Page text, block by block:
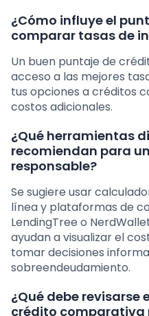
¿Cómo influye el
comparar tasas de
Un buen puntaje de
acceso a las mejores
tus opciones a créditos
costos adicionales.
¿Qué herramientas
recomiendan para
responsable?
Se sugiere usar
línea y plataformas de
LendingTree o
ayudan a visualizar el
tomar decisiones
sobreendeudamiento.
¿Qué debe revisarse
crédito comparativa